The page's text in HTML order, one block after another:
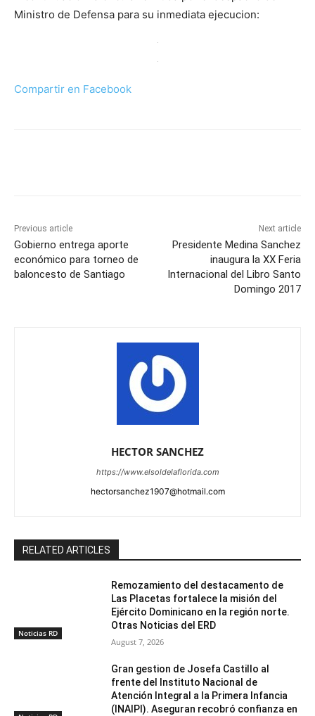
Ministro de Defensa para su inmediata ejecucion:
Compartir en Facebook
Previous article
Gobierno entrega aporte
económico para torneo de
baloncesto de Santiago
Next article
Presidente Medina Sanchez
inaugura la XX Feria
Internacional del Libro Santo
Domingo 2017
HECTOR SANCHEZ
https://www.elsoldelaflorida.com
hectorsanchez1907@hotmail.com
RELATED ARTICLES
Noticias RD
Remozamiento del destacamento de
Las Placetas fortalece la misión del
Ejército Dominicano en la región norte.
Otras Noticias del ERD
August 7, 2026
Gran gestion de Josefa Castillo al
frente del Instituto Nacional de
Atención Integral a la Primera Infancia
(INAIPI). Aseguran recobró confianza en